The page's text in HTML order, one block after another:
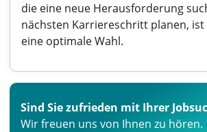
die eine neue Herausforderung
nächsten Karriereschritt planen,
eine optimale Wahl.
Sind Sie zufrieden mit Ihrer
Wir freuen uns von Ihnen zu hören.